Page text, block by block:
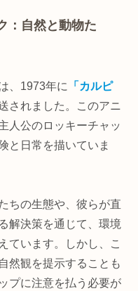
：自然と動物た
、1973年に
「カルピ
されました。このアニ
人公のロッキーチャッ
と日常を描いていま
ちの生態や、彼らが直
解決策を通じて、環境
ています。しかし、こ
然観を提示することも
プに注意を払う必要が